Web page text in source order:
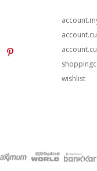
wishlist